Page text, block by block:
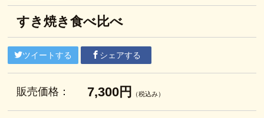
すき焼き食べ比べ
ツイートする シェアする
販売価格： 7,300円 （税込み）